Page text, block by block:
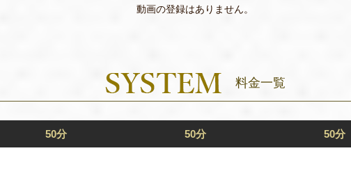
動画の登録はありません。
料金一覧
50分 50分 50分